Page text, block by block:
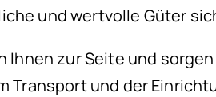
und wertvolle Güter
zur Seite und
Transport und der